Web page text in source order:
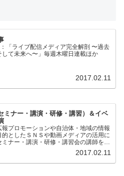
「ライブ配信メディア完全解剖 〜過去
して未来へ〜」毎週木曜日連載ほか
2017.02.11
ミナー・講演・研修・講習）＆イベ
報プロモーションや自治体・地域の情報
的としたＳＮＳや動画メディアの活用に
ミナー・講演・研修・講習会の講師を担
2017.02.11